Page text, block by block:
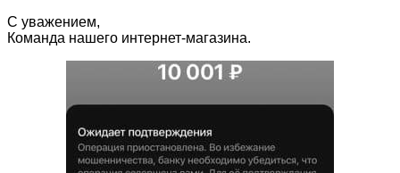
С уважением,
Команда нашего интернет-магазина.